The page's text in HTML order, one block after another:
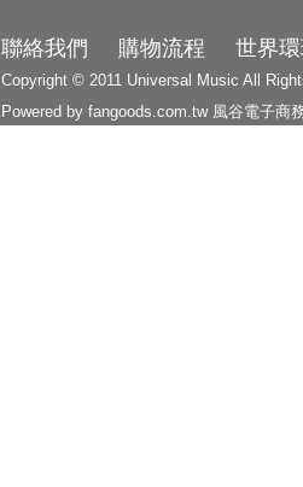
聯絡我們 購物流程 世界
Copyright © 2011 Universal Music All
Powered by fangoods.com.tw 風谷電子商